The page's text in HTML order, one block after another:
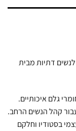
לנשים דתיות מבית
גלם איכותיים.
עבור קהל הנשים הרחב.
בסטודיו וחלקם